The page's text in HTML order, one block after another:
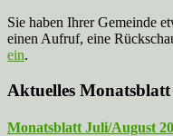
Sie haben Ihrer Gemeinde
einen Aufruf, eine
ein.
Aktuelles Monatsblatt
Monatsblatt Juli/August